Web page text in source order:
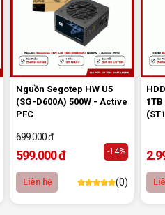
Nghiệp Chính
có nhu cầu và cần
viên chăm sóc
Nguồn Segotep HW U5
(SG-D600A) 500W - Active
PFC
699.000 đ
599.000 đ -14%
Liên hệ (0)
1TB